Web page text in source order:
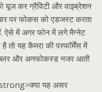
यूज कर ग्रैविटी और वाइब्रेशन
पर फोकस को एडजस्ट करता
ऐसे में अगर फोन में लगे मैग्नेट
तो यह कैमरा की परफॉर्मेंस में
और अनफोकस्ड नजर आती
यह असर